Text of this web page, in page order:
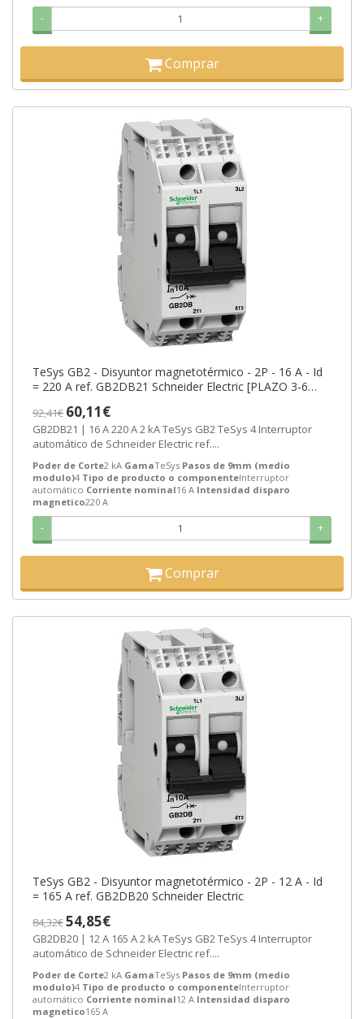
- +
Comprar
TeSys GB2 - Disyuntor magnetotérmico - 2P - 16 A - Id
= 220 A ref. GB2DB21 Schneider Electric [PLAZO 3-6
92,41€ 60,11€
GB2DB21 | 16 A 220 A 2 kA TeSys GB2 TeSys 4 Interruptor
automático de Schneider Electric ref....
Poder de Corte2 kA GamaTeSys Pasos de 9mm (medio
modulo)4 Tipo de producto o componenteInterruptor
automático Corriente nominal16 A Intensidad disparo
magnetico220 A
- +
Comprar
TeSys GB2 - Disyuntor magnetotérmico - 2P - 12 A - Id
= 165 A ref. GB2DB20 Schneider Electric
84,32€54,85€
GB2DB20 | 12 A 165 A 2 kA TeSys GB2 TeSys 4 Interruptor
automático de Schneider Electric ref....
Poder de Corte2 kA GamaTeSys Pasos de 9mm (medio
modulo)4 Tipo de producto o componenteInterruptor
automático Corriente nominal12 A Intensidad disparo
magnetico165 A